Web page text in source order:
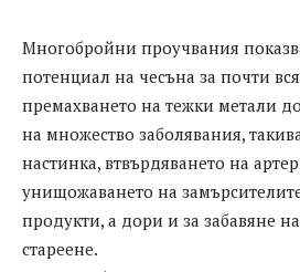
Многобройни проучвания
потенциал на чесъна за почти
премахването на тежки метали
на множество заболявания,
настинка, втвърдяването на
унищожаването на
продукти, а дори и за забавяне
стареене.